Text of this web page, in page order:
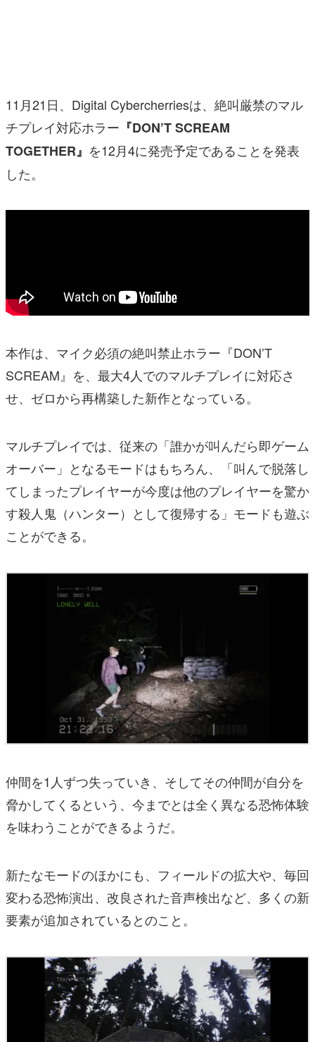
その他
電ファミニコゲーマーとは？
運営：株式会社マレ
11月21日、Digital Cybercherriesは、絶叫厳禁のマル
チプレイ対応ホラー 『DON’T SCREAM
TOGETHER』 を12月4に発売予定であることを発表
した。
本作は、マイク必須の絶叫禁止ホラー『DON’T
SCREAM』を、最大4人でのマルチプレイに対応さ
せ、ゼロから再構築した新作となっている。
マルチプレイでは、従来の「誰かが叫んだら即ゲーム
オーバー」となるモードはもちろん、「叫んで脱落し
てしまったプレイヤーが今度は他のプレイヤーを驚か
す殺人鬼（ハンター）として復帰する」モードも遊ぶ
ことができる。
仲間を1人ずつ失っていき、そしてその仲間が自分を
脅かしてくるという、今までとは全く異なる恐怖体験
を味わうことができるようだ。
新たなモードのほかにも、フィールドの拡大や、毎回
変わる恐怖演出、改良された音声検出など、多くの新
要素が追加されているとのこと。